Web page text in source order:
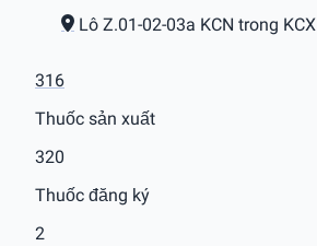
Lô Z.01-02-03a KCN trong
316
Thuốc sản xuất
320
Thuốc đăng ký
2